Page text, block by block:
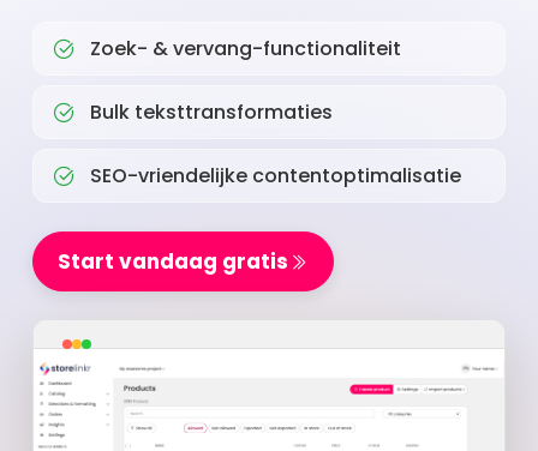
Zoek- & vervang-functionaliteit
Bulk teksttransformaties
SEO-vriendelijke contentoptimalisatie
Start vandaag gratis